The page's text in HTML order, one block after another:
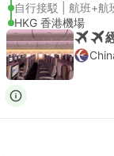
自行接駁 | 航班+航
HKG 香港機場